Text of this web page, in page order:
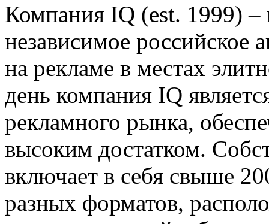
Компания IQ (est. 1999) –
независимое российское
на рекламе в местах
день компания IQ
рекламного рынка,
высоким достатком.
включает в себя свыше
разных форматов,